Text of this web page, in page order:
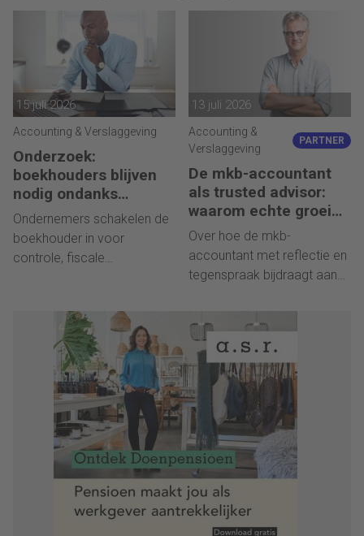
15 juli 2026
Accounting & Verslaggeving
Onderzoek:
boekhouders blijven
nodig ondanks
boekhoudsoftware
Ondernemers schakelen de
boekhouder in voor
controle, fiscale
13 juli 2026
Accounting &
Verslaggeving
PARTNER
De mkb-accountant
als trusted advisor:
waarom echte groei
begint met reflectie
Over hoe de mkb-
accountant met reflectie en
tegenspraak bijdraagt aan
duurzame groei.